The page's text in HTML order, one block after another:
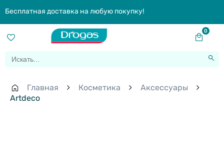
Бесплатная доставка на любую покупку!
0
Главная Косметика
Aксессуары
Artdeco